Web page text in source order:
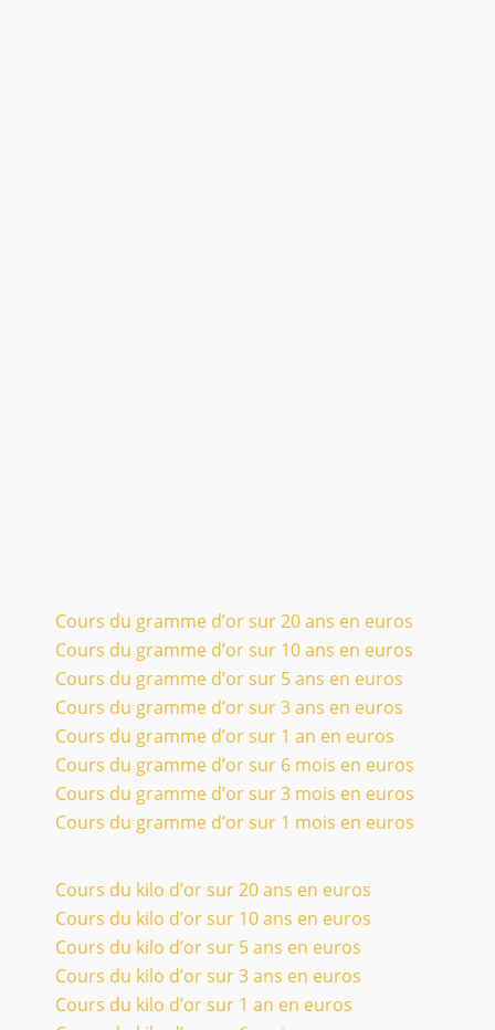
Cours du gramme d’or sur 20 ans en euros
Cours du gramme d’or sur 10 ans en euros
Cours du gramme d’or sur 5 ans en euros
Cours du gramme d’or sur 3 ans en euros
Cours du gramme d’or sur 1 an en euros
Cours du gramme d’or sur 6 mois en euros
Cours du gramme d’or sur 3 mois en euros
Cours du gramme d’or sur 1 mois en euros
Cours du kilo d’or sur 20 ans en euros
Cours du kilo d’or sur 10 ans en euros
Cours du kilo d’or sur 5 ans en euros
Cours du kilo d’or sur 3 ans en euros
Cours du kilo d’or sur 1 an en euros